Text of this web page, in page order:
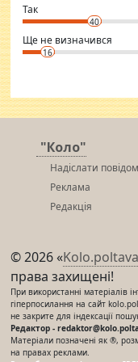
⇒ sakshimirchandani.com
Так
40
Ще не визначився
16
"Коло"
Надіслати
Реклама
Редакція
© 2026 «
права захищені!
При використанні матеріалів
гіперпосилання на сайт
не закрите для індексації
Редактор -
Матеріали позначені як ®,
на правах реклами.